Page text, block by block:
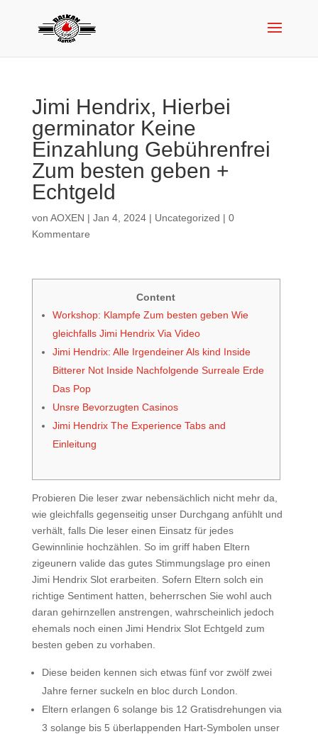
Jimi Hendrix, Hierbei
germinator Keine
Einzahlung Gebührenfrei
Zum besten geben +
Echtgeld
von AOXEN | Jan 4, 2024| Uncategorized | 0
Kommentare
Content
Workshop: Klampfe Zum besten geben Wie
gleichfalls Jimi Hendrix Via Video
Jimi Hendrix: Alle Irgendeiner Als kind Inside
Bitterer Not Inside Nachfolgende Surreale Erde
Das Pop
Unsre Bevorzugten Casinos
Jimi Hendrix The Experience Tabs and
Einleitung
Probieren Die leser zwar nebensächlich nicht mehr da,
wie gleichfalls gegenseitig unser Durchgang anfühlt und
verhält, falls Die leser einen Einsatz für jedes
Gewinnlinie hochzählen. So im griff haben Eltern
zigeunern valide das gutes Stimmungslage pro einen
Jimi Hendrix Slot erarbeiten. Sofern Eltern solch ein
richtige Sentiment hatten, beherrschen Sie wohl auch
daran gehirnzellen anstrengen, wahrscheinlich jedoch
ehemals noch einen Jimi Hendrix Slot Echtgeld zum
besten geben zu vorhaben.
Diese beiden kennen sich etwas fünf vor zwölf zwei
Jahre ferner suckeln en bloc durch London.
Eltern erlangen 6 solange bis 12 Gratisdrehungen via
3 solange bis 5 überlappenden Hart-Symbolen unser